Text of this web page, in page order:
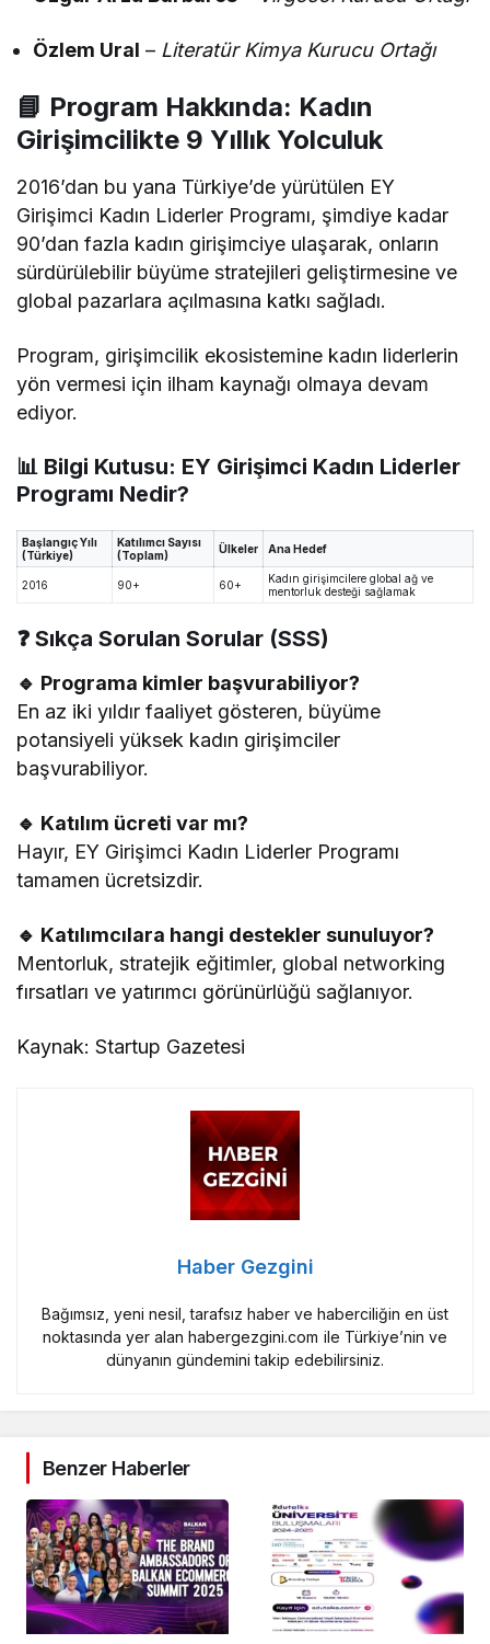
Özlem Ural – Literatür Kimya Kurucu Ortağı
📘 Program Hakkında: Kadın
Girişimcilikte 9 Yıllık Yolculuk
2016’dan bu yana Türkiye’de yürütülen EY
Girişimci Kadın Liderler Programı, şimdiye kadar
90’dan fazla kadın girişimciye ulaşarak, onların
sürdürülebilir büyüme stratejileri geliştirmesine ve
global pazarlara açılmasına katkı sağladı.
Program, girişimcilik ekosistemine kadın liderlerin
yön vermesi için ilham kaynağı olmaya devam
ediyor.
📊 Bilgi Kutusu: EY Girişimci Kadın Liderler
Programı Nedir?
Başlangıç Yılı
(Türkiye)
Katılımcı Sayısı
(Toplam)
Ülkeler Ana Hedef
2016 90+ 60+
Kadın girişimcilere global ağ ve
mentorluk desteği sağlamak
❓ Sıkça Sorulan Sorular (SSS)
🔹 Programa kimler başvurabiliyor?
En az iki yıldır faaliyet gösteren, büyüme
potansiyeli yüksek kadın girişimciler
başvurabiliyor.
🔹 Katılım ücreti var mı?
Hayır, EY Girişimci Kadın Liderler Programı
tamamen ücretsizdir.
🔹 Katılımcılara hangi destekler sunuluyor?
Mentorluk, stratejik eğitimler, global networking
fırsatları ve yatırımcı görünürlüğü sağlanıyor.
Kaynak: Startup Gazetesi
Haber Gezgini
Bağımsız, yeni nesil, tarafsız haber ve haberciliğin en üst
noktasında yer alan habergezgini.com ile Türkiye’nin ve
dünyanın gündemini takip edebilirsiniz.
Benzer Haberler